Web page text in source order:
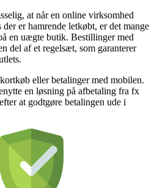
at når en online virksomhed
er hamrende letkøbt, er det mange
en uægte butik. Bestillinger med
del af et regelsæt, som garanterer
eller betalinger med mobilen.
en løsning på afbetaling fra fx
at godtgøre betalingen ude i